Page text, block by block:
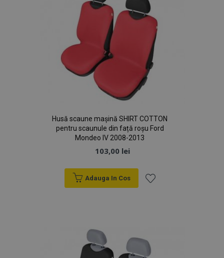
Husă scaune mașină SHIRT COTTON
pentru scaunule din față roșu Ford
Mondeo IV 2008-2013
103,00 lei
Adauga In Cos
Dorințe